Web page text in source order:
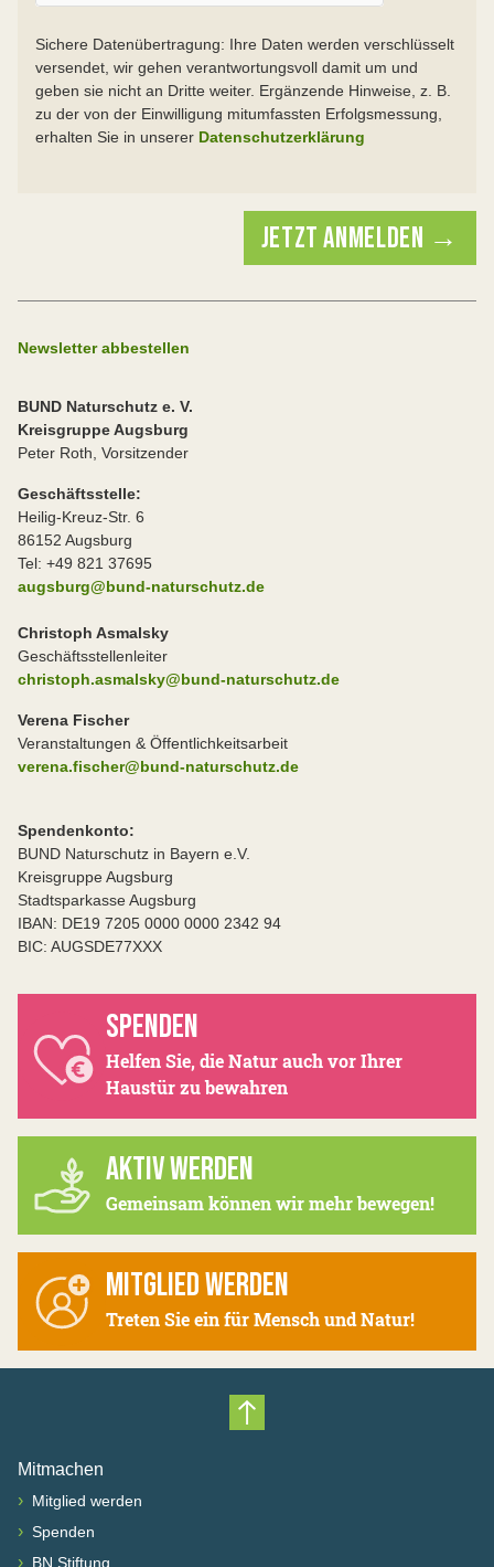
Sichere Datenübertragung: Ihre Daten werden verschlüsselt
versendet, wir gehen verantwortungsvoll damit um und
geben sie nicht an Dritte weiter. Ergänzende Hinweise, z. B.
zu der von der Einwilligung mitumfassten Erfolgsmessung,
erhalten Sie in unserer Datenschutzerklärung
Newsletter abbestellen
BUND Naturschutz e. V.
Kreisgruppe Augsburg
Peter Roth, Vorsitzender
Geschäftsstelle:
Heilig-Kreuz-Str. 6
86152 Augsburg
Tel: +49 821 37695
augsburg@bund-naturschutz.de
Christoph Asmalsky
Geschäftsstellenleiter
christoph.asmalsky@bund-naturschutz.de
Verena Fischer
Veranstaltungen & Öffentlichkeitsarbeit
verena.fischer@bund-naturschutz.de
Spendenkonto:
BUND Naturschutz in Bayern e.V.
Kreisgruppe Augsburg
Stadtsparkasse Augsburg
IBAN: DE19 7205 0000 0000 2342 94
BIC: AUGSDE77XXX
SPENDEN
Helfen Sie, die Natur auch vor Ihrer
Haustür zu bewahren
AKTIV WERDEN
Gemeinsam können wir mehr bewegen!
MITGLIED WERDEN
Treten Sie ein für Mensch und Natur!
Nach oben scrollen
Mitmachen
› Mitglied werden
› Spenden
› BN Stiftung